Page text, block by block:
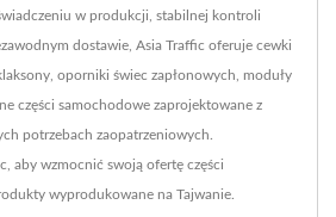
w produkcji, stabilnej kontroli
dostawie, Asia Traffic oferuje cewki
oporniki świec zapłonowych, moduły
części samochodowe zaprojektowane z
potrzebach zaopatrzeniowych.
aby wzmocnić swoją ofertę części
wyprodukowane na Tajwanie.